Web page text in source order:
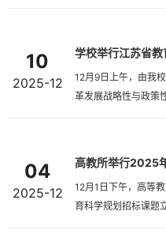
10
2025-12
12月9日上午，由我
革发展战略性与政策
04
2025-12
12月1日下午，高等
育科学规划招标课题